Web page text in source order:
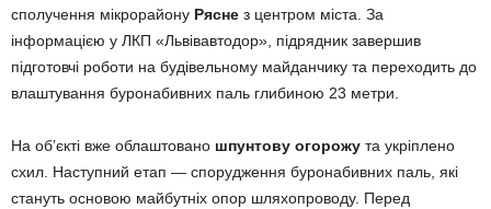
сполучення мікрорайону Рясне з центром міста. За
інформацією у ЛКП «Львівавтодор», підрядник завершив
підготовчі роботи на будівельному майданчику та переходить до
влаштування буронабивних паль глибиною 23 метри.
На об’єкті вже облаштовано шпунтову огорожу та укріплено
схил. Наступний етап — спорудження буронабивних паль, які
стануть основою майбутніх опор шляхопроводу. Перед